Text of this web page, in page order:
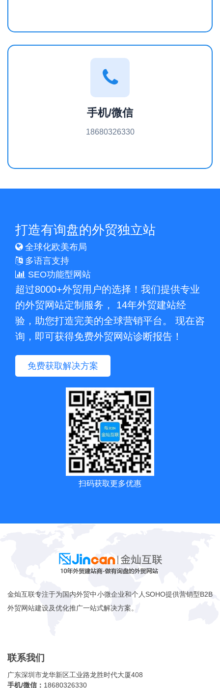
手机/微信
18680326330
打造有询盘的外贸独立站
全球化欧美布局
多语言支持
SEO功能型网站
超过8000+外贸用户的选择！我们提供专业
的外贸网站定制服务， 14年外贸建站经
验，助您打造完美的全球营销平台。 现在咨
询，即可获得免费外贸网站诊断报告！
免费获取解决方案
扫码获取更多优惠
金灿互联专注于为国内外贸中小微企业和个人SOHO提供营销型B2B
外贸网站建设及优化推广一站式解决方案。
联系我们
广东深圳市龙华新区工业路龙胜时代大厦408
手机/微信： 18680326330